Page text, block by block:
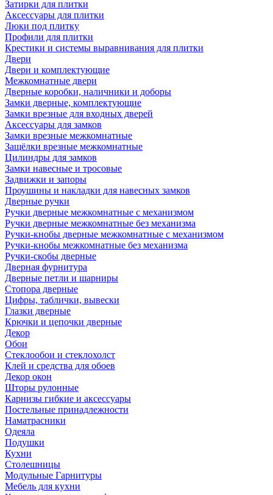
Затирки для плитки
Аксессуары для плитки
Люки под плитку
Профили для плитки
Крестики и системы выравнивания для плитки
Двери
Двери и комплектующие
Межкомнатные двери
Дверные коробки, наличники и доборы
Замки дверные, комплектующие
Замки врезные для входных дверей
Аксессуары для замков
Замки врезные межкомнатные
Защёлки врезные межкомнатные
Цилиндры для замков
Замки навесные и тросовые
Задвижки и запоры
Проушины и накладки для навесных замков
Дверные ручки
Ручки дверные межкомнатные с механизмом
Ручки дверные межкомнатные без механизма
Ручки-кнобы дверные межкомнатные с механизмом
Ручки-кнобы межкомнатные без механизма
Ручки-скобы дверные
Дверная фурнитура
Дверные петли и шарниры
Стопора дверные
Цифры, таблички, вывески
Глазки дверные
Крючки и цепочки дверные
Декор
Обои
Стеклообои и стеклохолст
Клей и средства для обоев
Декор окон
Шторы рулонные
Карнизы гибкие и аксессуары
Постельные принадлежности
Наматрасники
Одеяла
Подушки
Кухни
Столешницы
Модульные Гарнитуры
Мебель для кухни